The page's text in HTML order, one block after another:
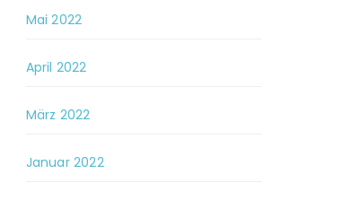
Mai 2022
April 2022
März 2022
Januar 2022